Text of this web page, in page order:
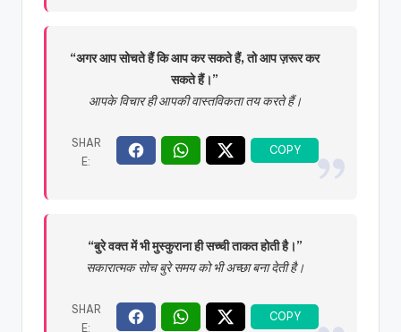
“अगर आप सोचते हैं कि आप कर सकते हैं, तो आप ज़रूर कर
सकते हैं।”
आपके विचार ही आपकी वास्तविकता तय करते हैं।
“बुरे वक्त में भी मुस्कुराना ही सच्ची ताकत होती है।”
सकारात्मक सोच बुरे समय को भी अच्छा बना देती है।